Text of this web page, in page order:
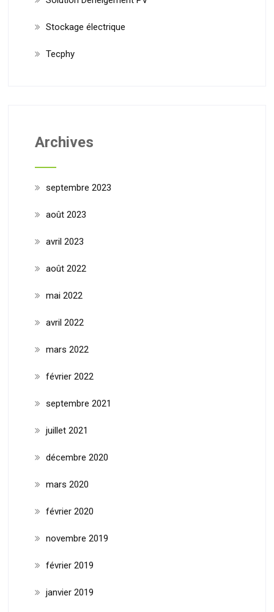
Stockage électrique
Tecphy
Archives
septembre 2023
août 2023
avril 2023
août 2022
mai 2022
avril 2022
mars 2022
février 2022
septembre 2021
juillet 2021
décembre 2020
mars 2020
février 2020
novembre 2019
février 2019
janvier 2019